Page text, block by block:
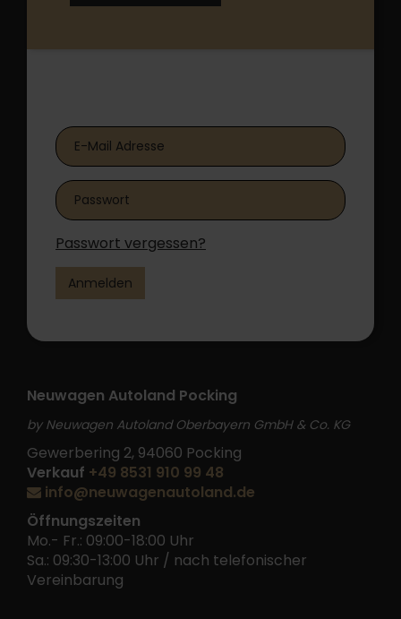
Passwort vergessen?
Anmelden
Neuwagen Autoland Pocking
by Neuwagen Autoland Oberbayern GmbH & Co. KG
Gewerbering 2, 94060 Pocking
Verkauf +49 8531 910 99 48
info@neuwagenautoland.de
Öffnungszeiten
Mo.- Fr.: 09:00-18:00 Uhr
Sa.: 09:30-13:00 Uhr / nach telefonischer
Vereinbarung